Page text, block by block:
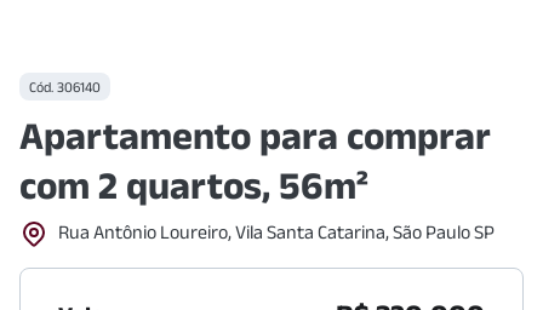
Cód. 306140
Apartamento para comprar
com 2 quartos, 56m²
Rua Antônio Loureiro, Vila Santa Catarina, São Paulo SP